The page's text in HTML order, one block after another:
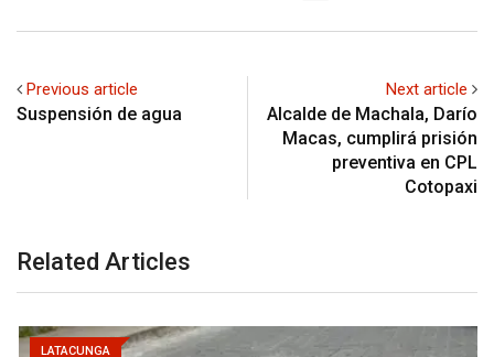
Previous article
Suspensión de agua
Next article
Alcalde de Machala, Darío
Macas, cumplirá prisión
preventiva en CPL
Cotopaxi
Related Articles
LATACUNGA